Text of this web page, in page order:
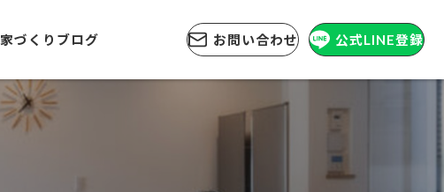
家づくりブログ お問い合わせ 公式LINE登録